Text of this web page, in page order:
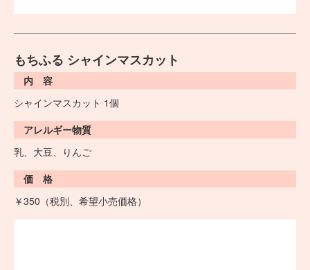
もちふる シャインマスカット
内 容
シャインマスカット 1個
アレルギー物質
乳、大豆、りんご
価 格
￥350（税別、希望小売価格）